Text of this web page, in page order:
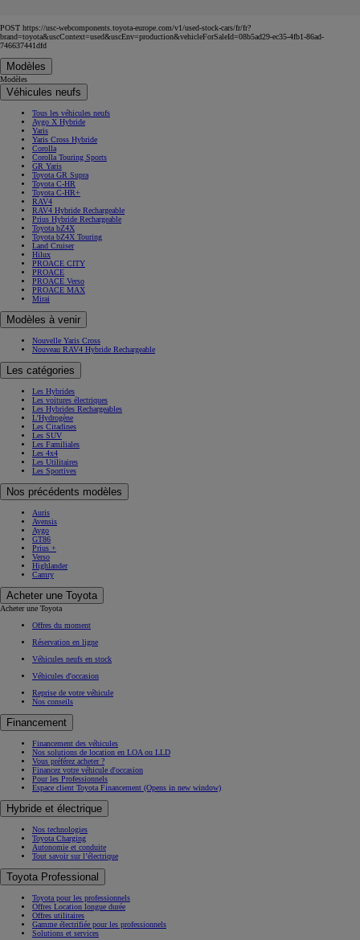
POST https://usc-webcomponents.toyota-europe.com/v1/used-stock-cars/fr/fr?
brand=toyota&uscContext=used&uscEnv=production&vehicleForSaleId=08b5ad29-ec35-4fb1-86ad-
746637441dfd
Modèles
Modèles
Véhicules neufs
Tous les véhicules neufs
Aygo X Hybride
Yaris
Yaris Cross Hybride
Corolla
Corolla Touring Sports
GR Yaris
Toyota GR Supra
Toyota C-HR
Toyota C-HR+
RAV4
RAV4 Hybride Rechargeable
Prius Hybride Rechargeable
Toyota bZ4X
Toyota bZ4X Touring
Land Cruiser
Hilux
PROACE CITY
PROACE
PROACE Verso
PROACE MAX
Mirai
Modèles à venir
Nouvelle Yaris Cross
Nouveau RAV4 Hybride Rechargeable
Les catégories
Les Hybrides
Les voitures électriques
Les Hybrides Rechargeables
L'Hydrogène
Les Citadines
Les SUV
Les Familiales
Les 4x4
Les Utilitaires
Les Sportives
Nos précédents modèles
Auris
Avensis
Aygo
GT86
Prius +
Verso
Highlander
Camry
Acheter une Toyota
Acheter une Toyota
Offres du moment
Réservation en ligne
Véhicules neufs en stock
Véhicules d'occasion
Reprise de votre véhicule
Nos conseils
Financement
Financement des véhicules
Nos solutions de location en LOA ou LLD
Vous préférez acheter ?
Financez votre véhicule d'occasion
Pour les Professionnels
Espace client Toyota Financement (Opens in new window)
Hybride et électrique
Nos technologies
Toyota Charging
Autonomie et conduite
Tout savoir sur l’électrique
Toyota Professional
Toyota pour les professionnels
Offres Location longue durée
Offres utilitaires
Gamme électrifiée pour les professionnels
Solutions et services